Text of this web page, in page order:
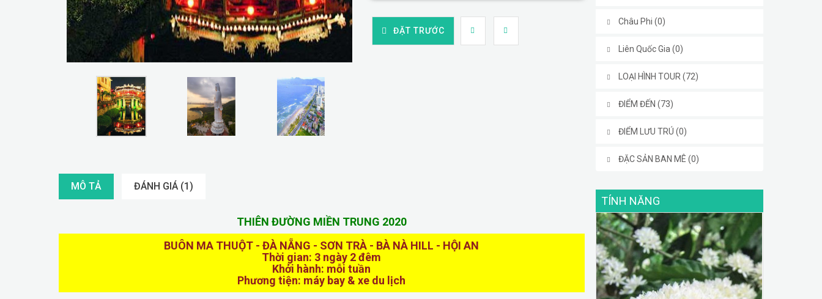
ĐẶT TRƯỚC
MÔ TẢ ĐÁNH GIÁ (1)
THIÊN ĐƯỜNG MIỀN TRUNG 2020
BUÔN MA THUỘT - ĐÀ NẴNG - SƠN TRÀ - BÀ NÀ HILL - HỘI AN
Thời gian: 3 ngày 2 đêm
Khởi hành: mỗi tuần
Phương tiện: máy bay & xe du lịch
Châu Phi (0)
Liên Quốc Gia (0)
LOẠI HÌNH TOUR (72)
ĐIỂM ĐẾN (73)
ĐIỂM LƯU TRÚ (0)
ĐẶC SẢN BAN MÊ (0)
TÍNH NĂNG